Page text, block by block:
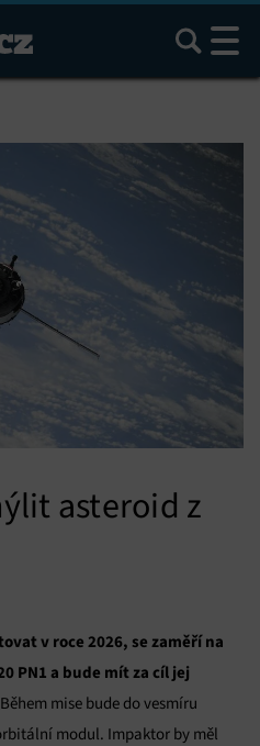
Hledat
asteroid z
v roce 2026, se zaměří na
PN1 a bude mít za cíl jej
mise bude do vesmíru
modul. Impaktor by měl